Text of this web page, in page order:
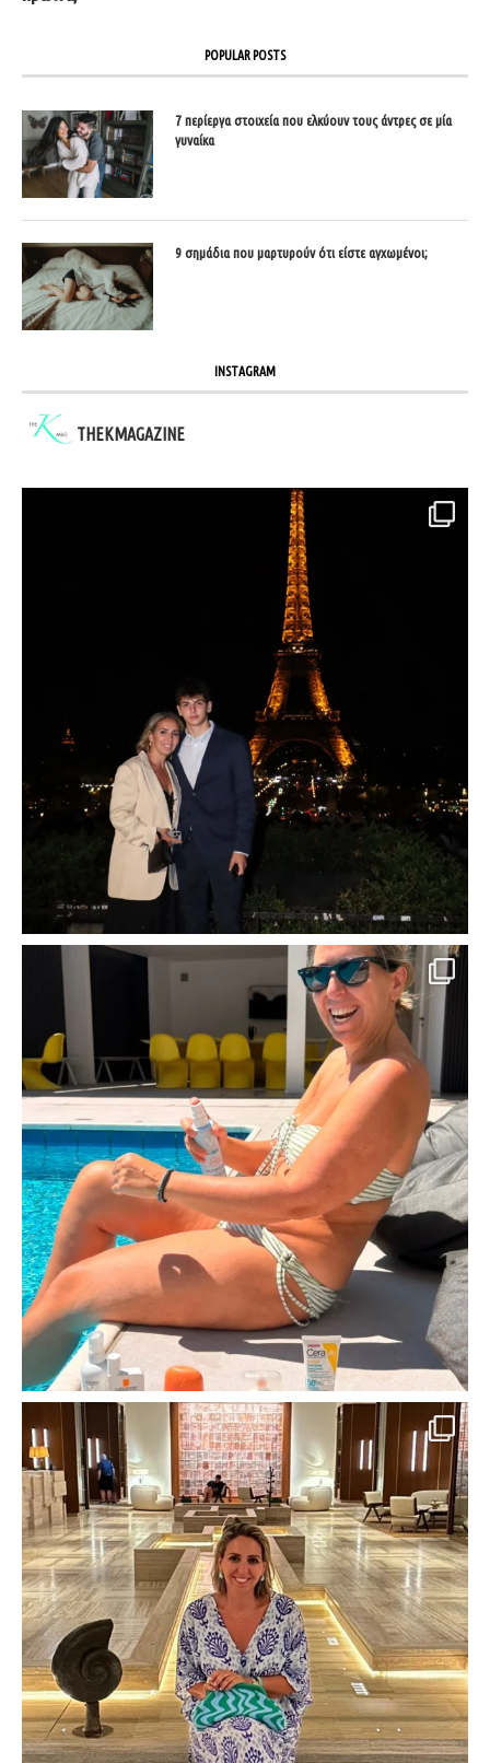
POPULAR POSTS
7 περίεργα στοιχεία που ελκύουν τους άντρες σε μία
γυναίκα
9 σημάδια που μαρτυρούν ότι είστε αγχωμένοι;
INSTAGRAM
THEKMAGAZINE